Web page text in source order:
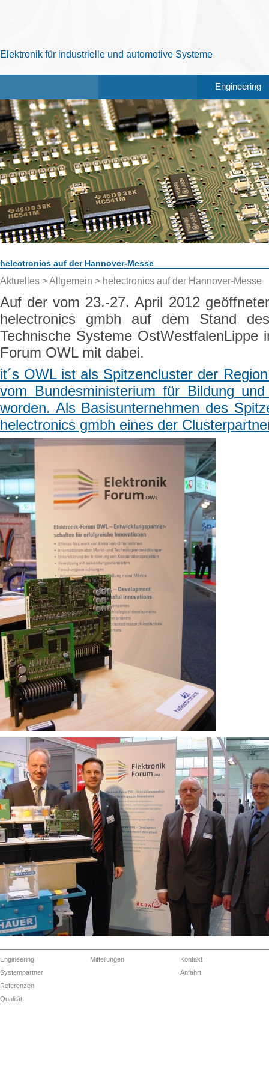
Elektronik für industrielle und automotive Systeme
Engineering
helectronics auf der Hannover-Messe
Aktuelles >Allgemein > helectronics auf der Hannover-Messe
Auf der vom 23.-27. April 2012
helectronics gmbh auf dem Stand
Technische Systeme OstWestfalenLippe
Forum OWL mit dabei.
it´s OWL ist als Spitzencluster der
vom Bundesministerium für Bildung
worden. Als Basisunternehmen des
helectronics gmbh eines der
Engineering
Systempartner
Referenzen
Qualität
Mitteilungen
Kontakt
Anfahrt